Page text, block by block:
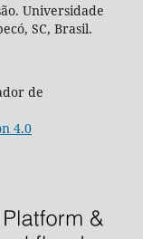
Universidade
SC, Brasil.
de
4.0